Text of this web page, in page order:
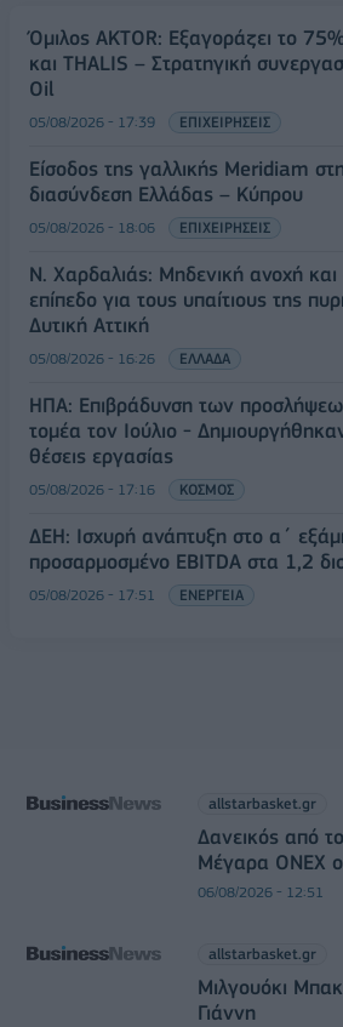
Όμιλος AKTOR: Εξαγοράζει το
και THALIS – Στρατηγική
Oil
05/08/2026 - 17:39 ΕΠΙΧΕΙΡΗΣΕΙΣ
Είσοδος της γαλλικής Meridiam
διασύνδεση Ελλάδας – Κύπρου
05/08/2026 - 18:06 ΕΠΙΧΕΙΡΗΣΕΙΣ
Ν. Χαρδαλιάς: Μηδενική ανοχή και
επίπεδο για τους υπαίτιους της
Δυτική Αττική
05/08/2026 - 16:26 ΕΛΛΑΔΑ
ΗΠΑ: Επιβράδυνση των
τομέα τον Ιούλιο -
θέσεις εργασίας
05/08/2026 - 17:16 ΚΟΣΜΟΣ
ΔΕΗ: Ισχυρή ανάπτυξη στο α΄
προσαρμοσμένο EBITDA στα 1,2
05/08/2026 - 17:51 ΕΝΕΡΓΕΙΑ
allstarbasket.gr
Δανεικός από
Μέγαρα ONEX ο
06/08/2026 - 12:51
allstarbasket.gr
Μιλγουόκι
Γιάννη